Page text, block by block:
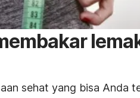
sehat yang bisa Anda